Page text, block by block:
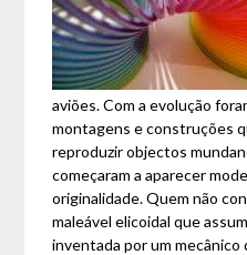
aviões. Com a evolução
montagens e construções
reproduzir objectos
começaram a aparecer
originalidade. Quem não
maleável elicoidal que
inventada por um